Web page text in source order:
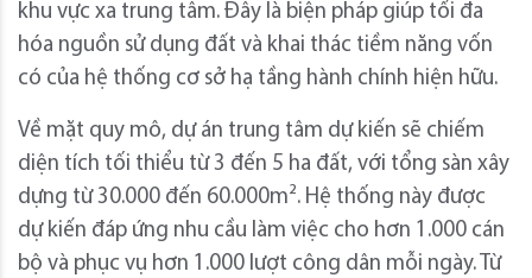
khu vực xa trung tâm. Đây là biện pháp giúp tối đa
hóa nguồn sử dụng đất và khai thác tiềm năng vốn
có của hệ thống cơ sở hạ tầng hành chính hiện hữu.
Về mặt quy mô, dự án trung tâm dự kiến sẽ chiếm
diện tích tối thiểu từ 3 đến 5 ha đất, với tổng sàn xây
dựng từ 30.000 đến 60.000m². Hệ thống này được
dự kiến đáp ứng nhu cầu làm việc cho hơn 1.000 cán
bộ và phục vụ hơn 1.000 lượt công dân mỗi ngày. Từ